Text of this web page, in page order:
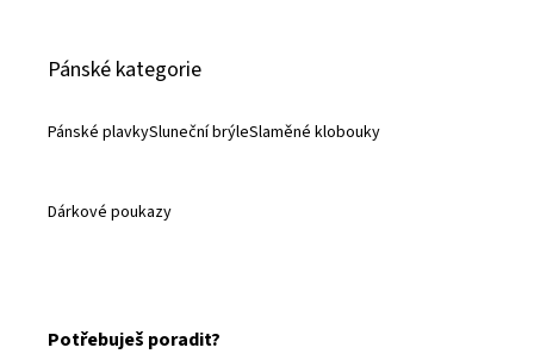
Pánské kategorie
Pánské plavkySluneční brýleSlaměné klobouky
Dárkové poukazy
Potřebuješ poradit?